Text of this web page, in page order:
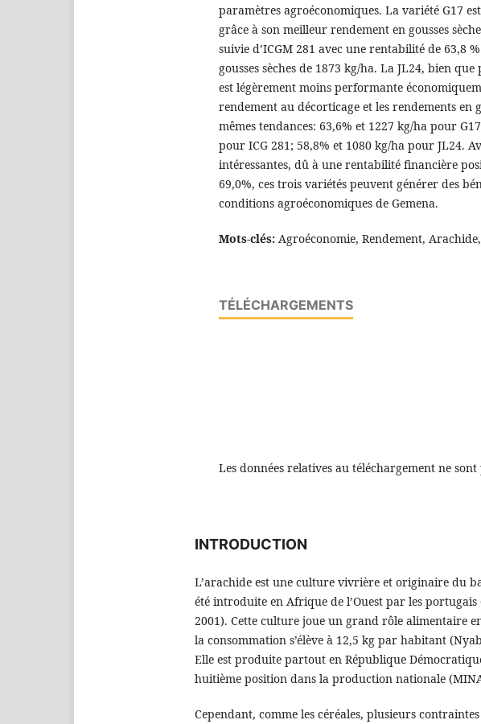
paramètres agroéconomiques. La variété G17
grâce à son meilleur rendement en gousses
suivie d’ICGM 281 avec une rentabilité de 63,8
gousses sèches de 1873 kg/ha. La JL24, bien
est légèrement moins performante
rendement au décorticage et les rendements en
mêmes tendances: 63,6% et 1227 kg/ha pour
pour ICG 281; 58,8% et 1080 kg/ha pour JL24.
intéressantes, dû à une rentabilité financière
69,0%, ces trois variétés peuvent générer des
conditions agroéconomiques de Gemena.
Mots-clés: Agroéconomie, Rendement,
TÉLÉCHARGEMENTS
Les données relatives au téléchargement ne
INTRODUCTION
L’arachide est une culture vivrière et originaire du
été introduite en Afrique de l’Ouest par les portugais
2001). Cette culture joue un grand rôle alimentaire
la consommation s’élève à 12,5 kg par habitant
Elle est produite partout en République
huitième position dans la production nationale
Cependant, comme les céréales, plusieurs